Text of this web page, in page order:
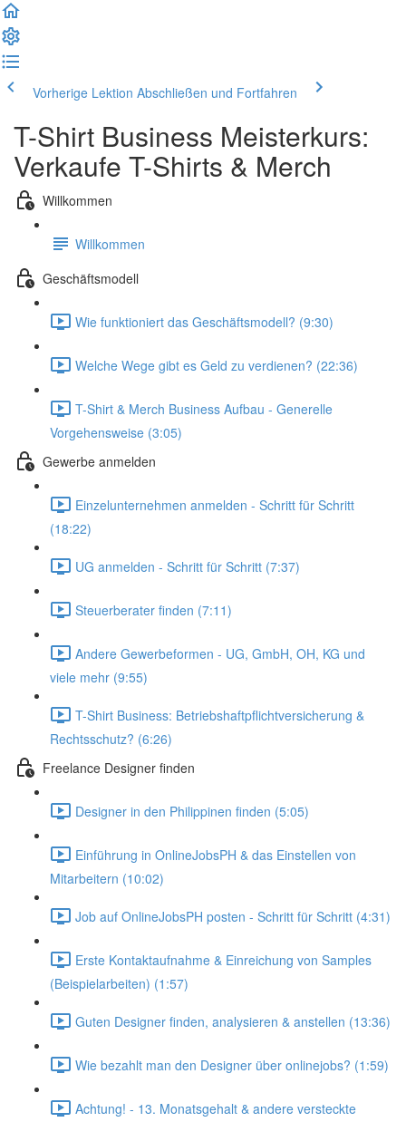
Vorherige Lektion Abschließen und Fortfahren
T-Shirt Business Meisterkurs:
Verkaufe T-Shirts & Merch
Willkommen
Willkommen
Geschäftsmodell
Wie funktioniert das Geschäftsmodell? (9:30)
Welche Wege gibt es Geld zu verdienen? (22:36)
T-Shirt & Merch Business Aufbau - Generelle
Vorgehensweise (3:05)
Gewerbe anmelden
Einzelunternehmen anmelden - Schritt für Schritt
(18:22)
UG anmelden - Schritt für Schritt (7:37)
Steuerberater finden (7:11)
Andere Gewerbeformen - UG, GmbH, OH, KG und
viele mehr (9:55)
T-Shirt Business: Betriebshaftpflichtversicherung &
Rechtsschutz? (6:26)
Freelance Designer finden
Designer in den Philippinen finden (5:05)
Einführung in OnlineJobsPH & das Einstellen von
Mitarbeitern (10:02)
Job auf OnlineJobsPH posten - Schritt für Schritt (4:31)
Erste Kontaktaufnahme & Einreichung von Samples
(Beispielarbeiten) (1:57)
Guten Designer finden, analysieren & anstellen (13:36)
Wie bezahlt man den Designer über onlinejobs? (1:59)
Achtung! - 13. Monatsgehalt & andere versteckte